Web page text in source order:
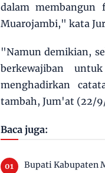
dalam membangun
Muarojambi," kata
"Namun demikian,
berkewajiban
menghadirkan
tambah, Jum'at (22/
Baca juga:
Bupati Kabupaten